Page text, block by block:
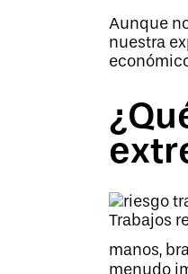
Aunque
nuestra
Trabajos
manos,
menudo